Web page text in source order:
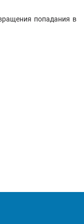
попадания в